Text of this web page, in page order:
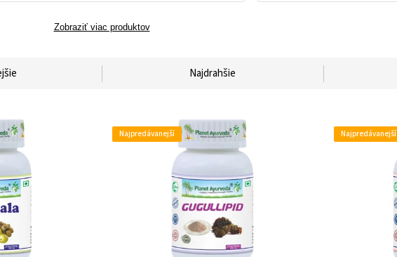
Zobraziť viac produktov
Najdrahšie
Najpredávanejší Najpredávanejší